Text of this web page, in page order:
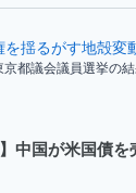
揺るがす地殻変
都議会議員選挙の
】中国が米国債